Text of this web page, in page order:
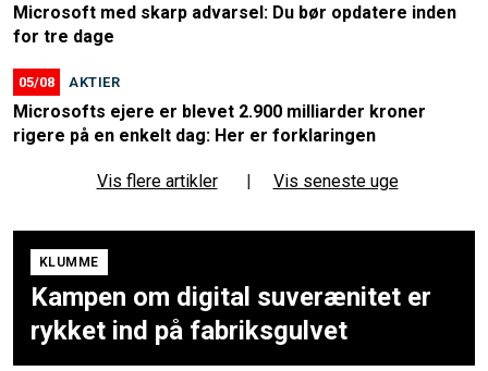
Microsoft med skarp advarsel: Du bør opdatere inden
for tre dage
05/08 AKTIER
Microsofts ejere er blevet 2.900 milliarder kroner
rigere på en enkelt dag: Her er forklaringen
Vis flere artikler | Vis seneste uge
KLUMME
Kampen om digital suverænitet er
rykket ind på fabriksgulvet